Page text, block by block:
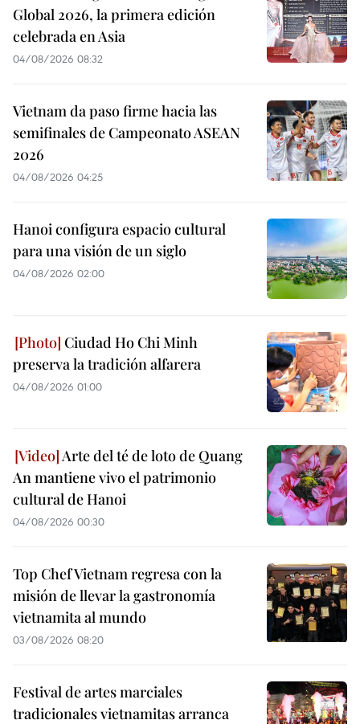
Global 2026, la primera edición
celebrada en Asia
04/08/2026 08:32
Vietnam da paso firme hacia las
semifinales de Campeonato ASEAN
2026
04/08/2026 04:25
Hanoi configura espacio cultural
para una visión de un siglo
04/08/2026 02:00
Ciudad Ho Chi Minh
preserva la tradición alfarera
04/08/2026 01:00
Arte del té de loto de Quang
An mantiene vivo el patrimonio
cultural de Hanoi
04/08/2026 00:30
Top Chef Vietnam regresa con la
misión de llevar la gastronomía
vietnamita al mundo
03/08/2026 08:20
Festival de artes marciales
tradicionales vietnamitas arranca